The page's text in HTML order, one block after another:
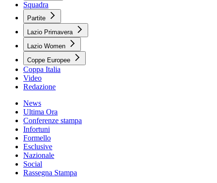
Squadra
Partite
Lazio Primavera
Lazio Women
Coppe Europee
Coppa Italia
Video
Redazione
News
Ultima Ora
Conferenze stampa
Infortuni
Formello
Esclusive
Nazionale
Social
Rassegna Stampa